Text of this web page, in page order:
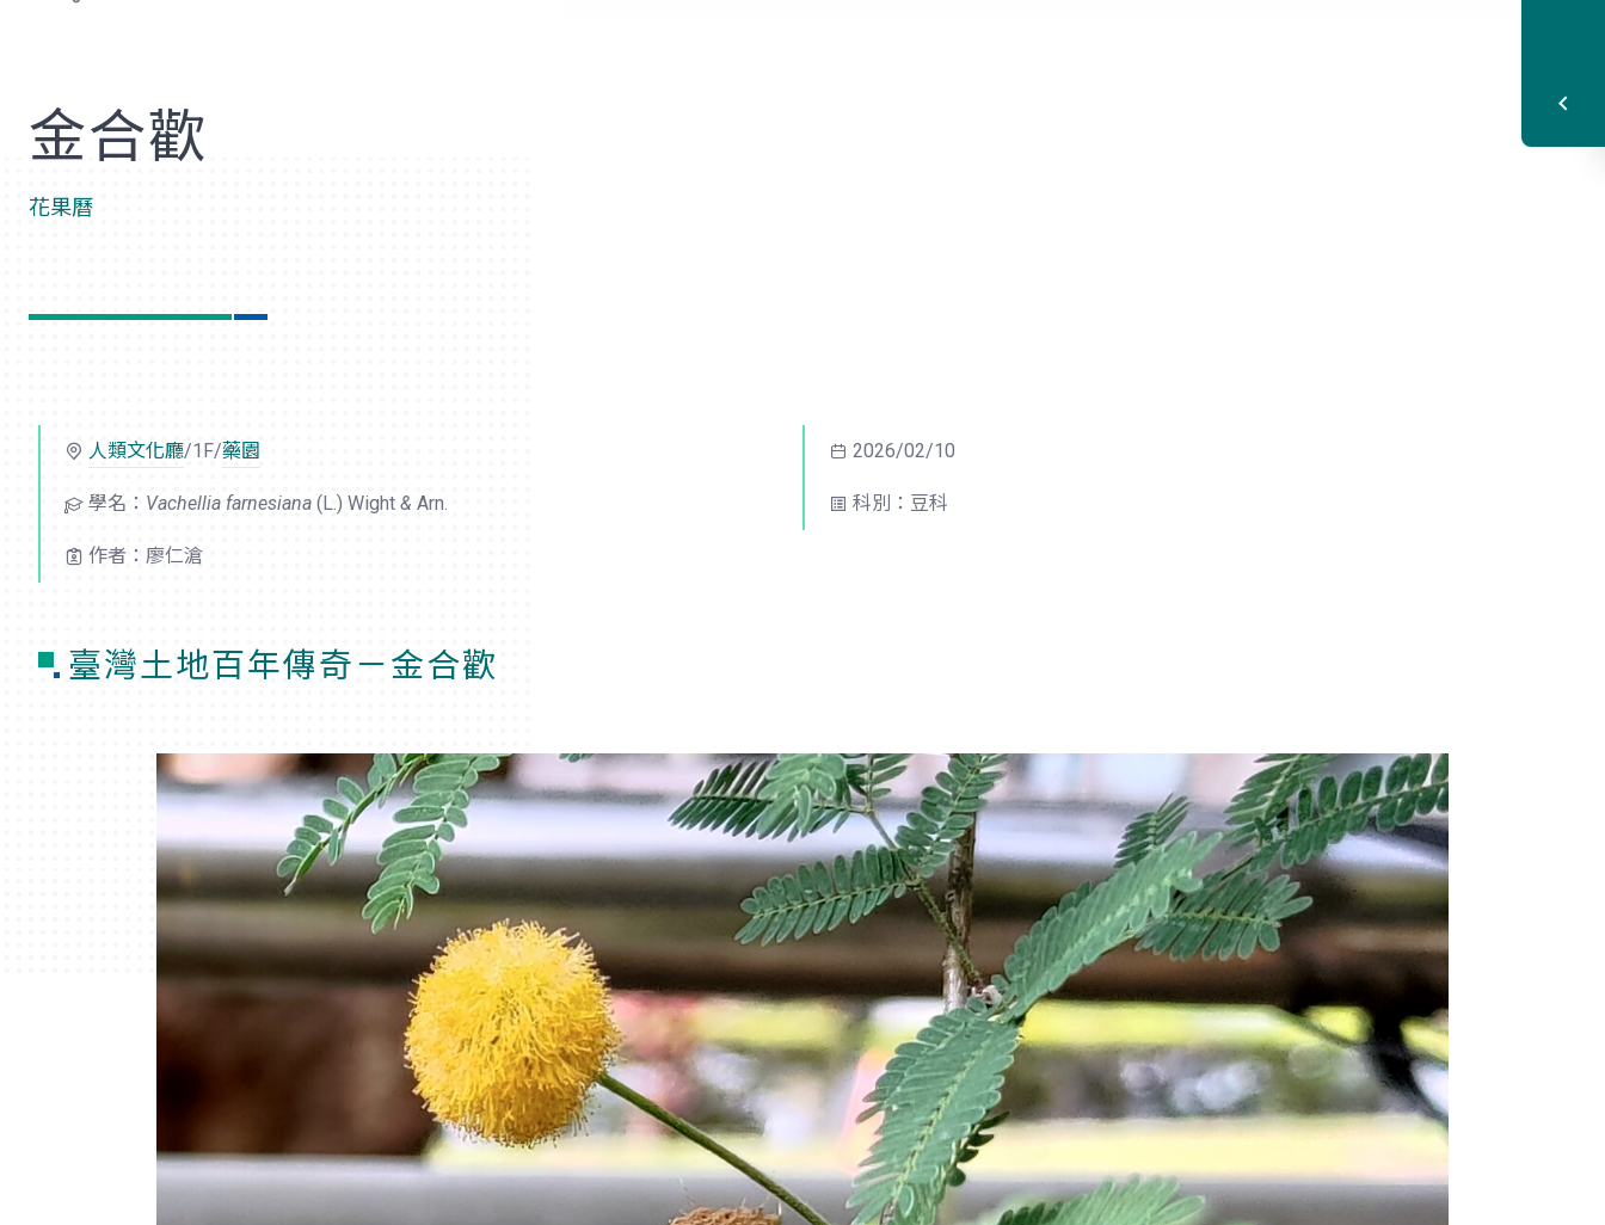
金合歡
花果曆
人類文化廳/1F/藥園 2026/02/10
學名： Vachellia farnesiana (L.) Wight & Arn. 科別：豆科
作者：廖仁滄
臺灣土地百年傳奇－金合歡